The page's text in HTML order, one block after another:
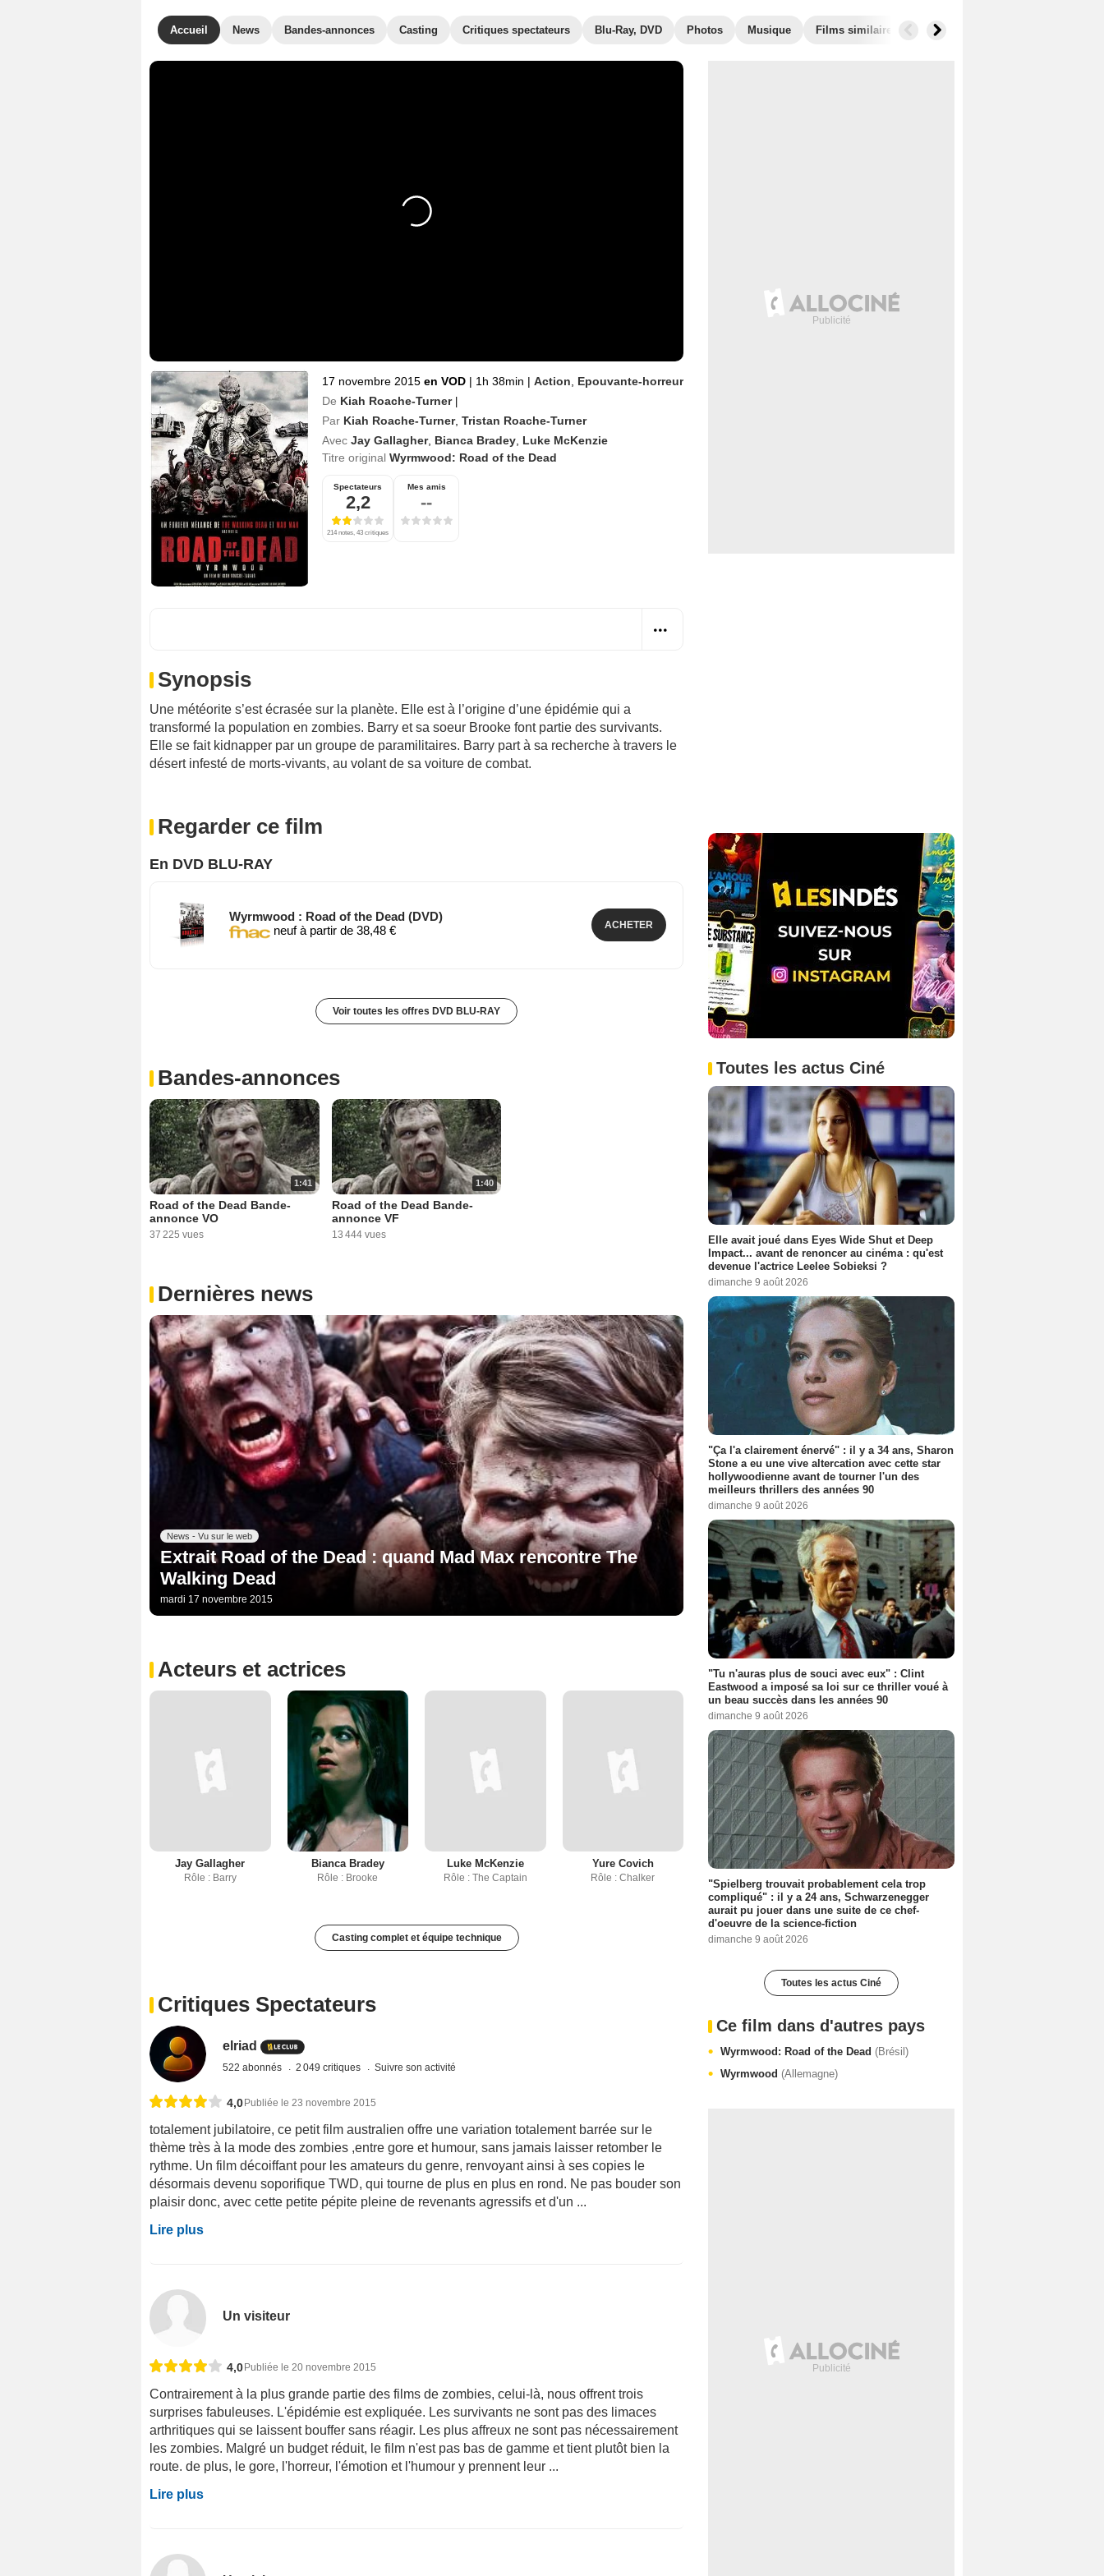
Accueil News Bandes-annonces Casting Critiques spectateurs Blu-Ray, DVD Photos Musique Films similaires
17 novembre 2015 en VOD | 1h 38min | Action
Epouvante-horreur
De Kiah Roache-Turner |
Par Kiah Roache-Turner, Tristan Roache-Turner
Avec Jay Gallagher, Bianca Bradey Luke McKenzie
Titre original Wyrmwood: Road of the Dead
Spectateurs
2,2
214 notes, 43 critiques
Mes amis
--
Synopsis
Une météorite s’est écrasée sur la planète. Elle est à l’origine d’une épidémie qui a
transformé la population en zombies. Barry et sa soeur Brooke font partie des survivants.
Elle se fait kidnapper par un groupe de paramilitaires. Barry part à sa recherche à travers le
désert infesté de morts-vivants, au volant de sa voiture de combat.
Regarder ce film
En DVD BLU-RAY
Wyrmwood : Road of the Dead (DVD)
neuf à partir de 38,48 €
ACHETER
Voir toutes les offres DVD BLU-RAY
Bandes-annonces
1:41
Road of the Dead Bande-
annonce VO
37 225 vues
1:40
Road of the Dead Bande-
annonce VF
13 444 vues
Dernières news
News - Vu sur le web
Extrait Road of the Dead : quand Mad Max rencontre The
Walking Dead
mardi 17 novembre 2015
Acteurs et actrices
Jay Gallagher
Rôle : Barry
Bianca Bradey
Rôle : Brooke
Luke McKenzie
Rôle : The Captain
Yure Covich
Rôle : Chalker
Casting complet et équipe technique
Critiques Spectateurs
elriad
522 abonnés 2 049 critiques Suivre son activité
4,0 Publiée le 23 novembre 2015
totalement jubilatoire, ce petit film australien offre une variation totalement barrée sur le
thème très à la mode des zombies ,entre gore et humour, sans jamais laisser retomber le
rythme. Un film décoiffant pour les amateurs du genre, renvoyant ainsi à ses copies le
désormais devenu soporifique TWD, qui tourne de plus en plus en rond. Ne pas bouder son
plaisir donc, avec cette petite pépite pleine de revenants agressifs et d'un ...
Lire plus
Un visiteur
4,0Publiée le 20 novembre 2015
Contrairement à la plus grande partie des films de zombies, celui-là, nous offrent trois
surprises fabuleuses. L'épidémie est expliquée. Les survivants ne sont pas des limaces
arthritiques qui se laissent bouffer sans réagir. Les plus affreux ne sont pas nécessairement
les zombies. Malgré un budget réduit, le film n'est pas bas de gamme et tient plutôt bien la
route. de plus, le gore, l'horreur, l'émotion et l'humour y prennent leur ...
Lire plus
Toutes les actus Ciné
Elle avait joué dans Eyes Wide Shut et Deep
Impact... avant de renoncer au cinéma : qu'est
devenue l'actrice Leelee Sobieksi ?
dimanche 9 août 2026
"Ça l'a clairement énervé" : il y a 34 ans, Sharon
Stone a eu une vive altercation avec cette star
hollywoodienne avant de tourner l'un des
meilleurs thrillers des années 90
dimanche 9 août 2026
"Tu n'auras plus de souci avec eux" : Clint
Eastwood a imposé sa loi sur ce thriller voué à
un beau succès dans les années 90
dimanche 9 août 2026
"Spielberg trouvait probablement cela trop
compliqué" : il y a 24 ans, Schwarzenegger
aurait pu jouer dans une suite de ce chef-
d'oeuvre de la science-fiction
dimanche 9 août 2026
Toutes les actus Ciné
Ce film dans d'autres pays
Wyrmwood: Road of the Dead (Brésil)
Wyrmwood (Allemagne)